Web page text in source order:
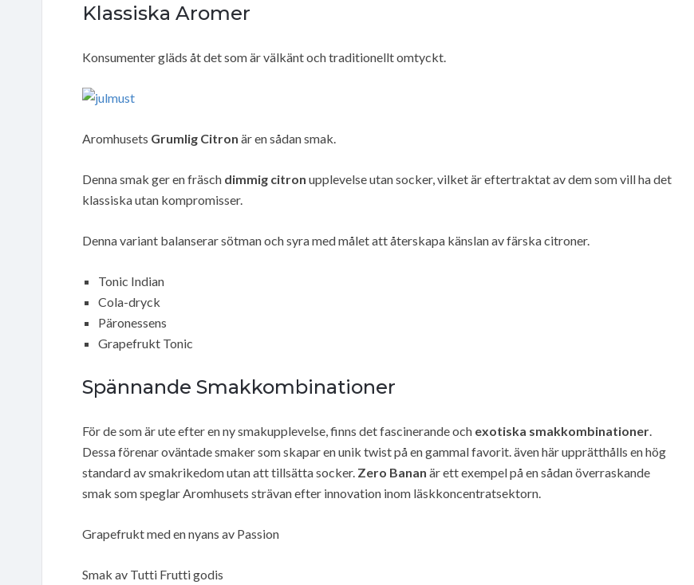
Klassiska Aromer
Konsumenter gläds åt det som är välkänt och traditionellt omtyckt.
Aromhusets Grumlig Citron är en sådan smak.
Denna smak ger en fräsch dimmig citron upplevelse utan socker, vilket är eftertraktat av dem som vill ha det
klassiska utan kompromisser.
Denna variant balanserar sötman och syra med målet att återskapa känslan av färska citroner.
Tonic Indian
Cola-dryck
Päronessens
Grapefrukt Tonic
Spännande Smakkombinationer
För de som är ute efter en ny smakupplevelse, finns det fascinerande och exotiska smakkombinationer.
Dessa förenar oväntade smaker som skapar en unik twist på en gammal favorit. även här upprätthålls en hög
standard av smakrikedom utan att tillsätta socker. Zero Banan är ett exempel på en sådan överraskande
smak som speglar Aromhusets strävan efter innovation inom läskkoncentratsektorn.
Grapefrukt med en nyans av Passion
Smak av Tutti Frutti godis